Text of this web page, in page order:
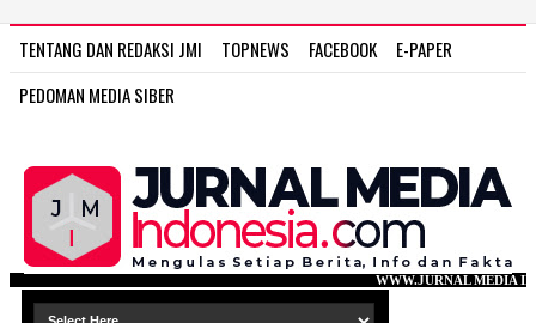
TENTANG DAN REDAKSI JMI TOPNEWS FACEBOOK
E-PAPER
PEDOMAN MEDIA SIBER
WWW.JURNAL MEDIA INDONESIA.COM